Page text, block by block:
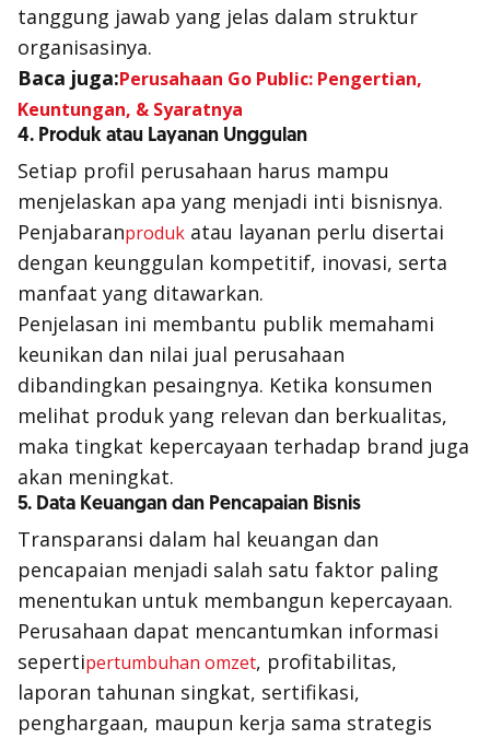
tanggung jawab yang jelas dalam struktur
organisasinya.
Baca juga:Perusahaan Go Public: Pengertian,
Keuntungan, & Syaratnya
4. Produk atau Layanan Unggulan
Setiap profil perusahaan harus mampu
menjelaskan apa yang menjadi inti bisnisnya.
Penjabaranproduk atau layanan perlu disertai
dengan keunggulan kompetitif, inovasi, serta
manfaat yang ditawarkan.
Penjelasan ini membantu publik memahami
keunikan dan nilai jual perusahaan
dibandingkan pesaingnya. Ketika konsumen
melihat produk yang relevan dan berkualitas,
maka tingkat kepercayaan terhadap brand juga
akan meningkat.
5. Data Keuangan dan Pencapaian Bisnis
Transparansi dalam hal keuangan dan
pencapaian menjadi salah satu faktor paling
menentukan untuk membangun kepercayaan.
Perusahaan dapat mencantumkan informasi
sepertipertumbuhan omzet, profitabilitas,
laporan tahunan singkat, sertifikasi,
penghargaan, maupun kerja sama strategis